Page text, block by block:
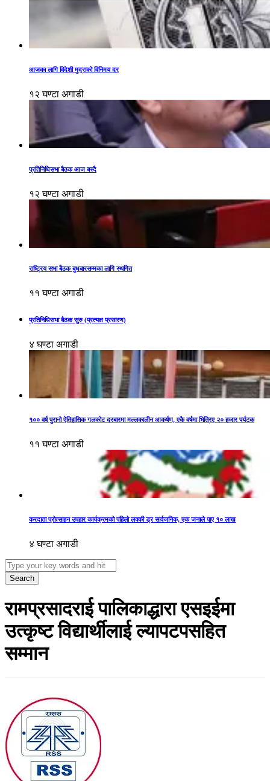
आजका लागि विदेशी मुद्राको विनिमय दर
१२ घण्टा अगाडी
प्रतिनिधिसभा बैठक आज बस्दै
१२ घण्टा अगाडी
राष्ट्रिय सभा बैठक बुधबारसम्मका लागि स्थगित
११ घण्टा अगाडी
प्रतिनिधिसभा बैठक सुरु (प्रत्यक्ष प्रसारण)
४ घण्टा अगाडी
१०० वर्ष पुरानो ऐतिहासिक गलकोट दरबारमा मल्लकालीन आकर्षण, एकै वर्षमा भित्रिए २० हजार पर्यटक
११ घण्टा अगाडी
करदाता प्रोत्साहन उपहार कार्यक्रमको पहिलो लक्की ड्र सार्वजनिक, एक जनाले पाए १० लाख
४ घण्टा अगाडी
Search
रामप्रसादराई पालिकाद्धारा एसइईमा
उत्कृष्ट विद्यार्थीलाई ल्यापटपसहित
सम्मान